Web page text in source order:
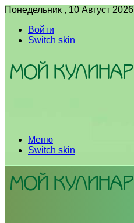
Понедельник , 10 Август 2026
Войти
Switch skin
Меню
Switch skin